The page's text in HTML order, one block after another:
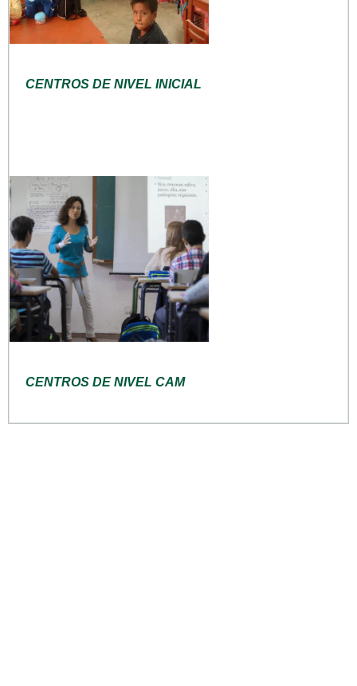
CENTROS DE NIVEL INICIAL
CENTROS DE NIVEL CAM